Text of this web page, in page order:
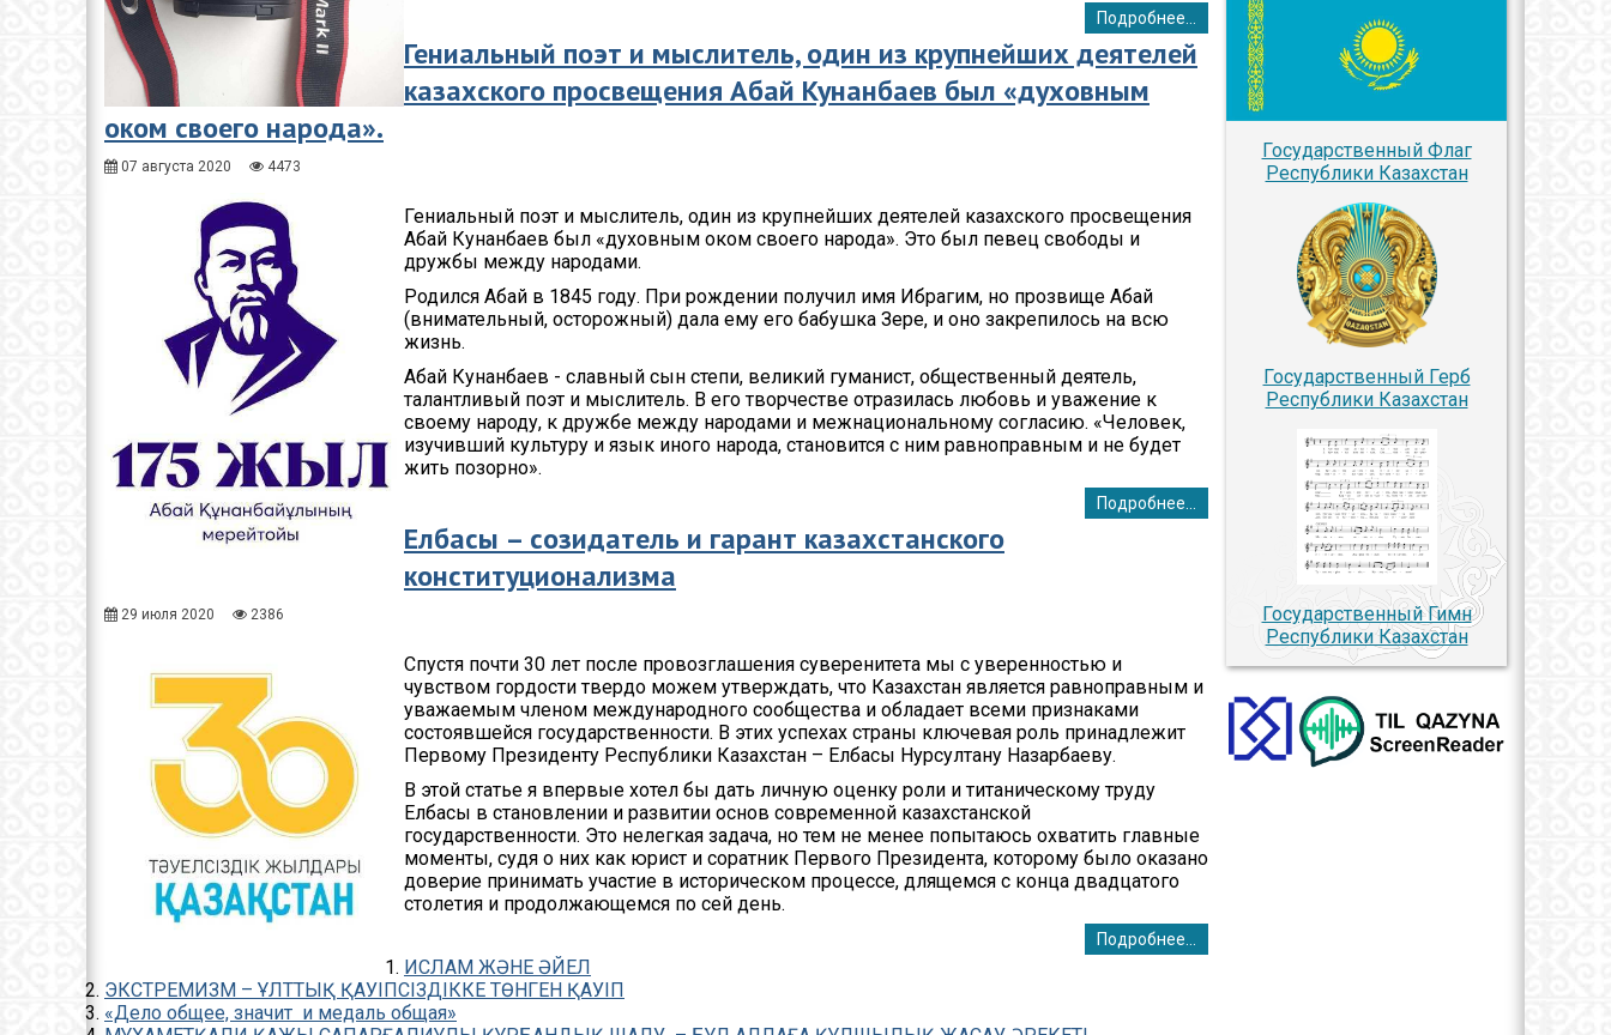
Подробнее...
Гениальный поэт и мыслитель, один из крупнейших деятелей
казахского просвещения Абай Кунанбаев был «духовным
оком своего народа».
07 августа 2020 4473
Гениальный поэт и мыслитель, один из крупнейших деятелей казахского просвещения
Абай Кунанбаев был «духовным оком своего народа». Это был певец свободы и
дружбы между народами.
Родился Абай в 1845 году. При рождении получил имя Ибрагим, но прозвище Абай
(внимательный, осторожный) дала ему его бабушка Зере, и оно закрепилось на всю
жизнь.
Абай Кунанбаев - славный сын степи, великий гуманист, общественный деятель,
талантливый поэт и мыслитель. В его творчестве отразилась любовь и уважение к
своему народу, к дружбе между народами и межнациональному согласию. «Человек,
изучивший культуру и язык иного народа, становится с ним равноправным и не будет
жить позорно».
Подробнее...
Елбасы – созидатель и гарант казахстанского
конституционализма
29 июля 2020 2386
Спустя почти 30 лет после провозглашения суверенитета мы с уверенностью и
чувством гордости твердо можем утверждать, что Казахстан является равноправным и
уважаемым членом международного сообщества и обладает всеми признаками
состоявшейся государственности. В этих успехах страны ключевая роль принадлежит
Первому Президенту Республики Казахстан – Елбасы Нурсултану Назарбаеву.
В этой статье я впервые хотел бы дать личную оценку роли и титаническому труду
Елбасы в становлении и развитии основ современной казахстанской
государственности. Это нелегкая задача, но тем не менее попытаюсь охватить главные
моменты, судя о них как юрист и соратник Первого Президента, которому было оказано
доверие принимать участие в историческом процессе, длящемся с конца двадцатого
столетия и продолжающемся по сей день.
Подробнее...
ИСЛАМ ЖӘНЕ ӘЙЕЛ
ЭКСТРЕМИЗМ – ҰЛТТЫҚ ҚАУІПСІЗДІККЕ ТӨНГЕН ҚАУІП
«Дело общее, значит и медаль общая»
Государственный Флаг
Республики Казахстан
Государственный Герб
Республики Казахстан
Государственный Гимн
Республики Казахстан